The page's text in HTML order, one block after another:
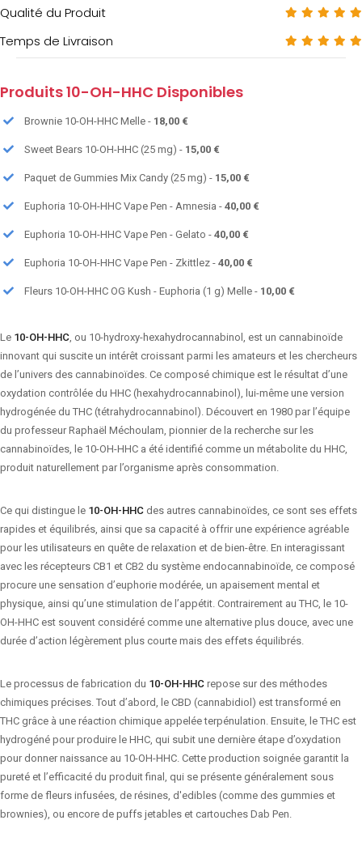
Qualité du Produit
Temps de Livraison
Produits 10-OH-HHC Disponibles
Brownie 10-OH-HHC Melle - 18,00 €
Sweet Bears 10-OH-HHC (25 mg) - 15,00 €
Paquet de Gummies Mix Candy (25 mg) - 15,00 €
Euphoria 10-OH-HHC Vape Pen - Amnesia - 40,00 €
Euphoria 10-OH-HHC Vape Pen - Gelato - 40,00 €
Euphoria 10-OH-HHC Vape Pen - Zkittlez - 40,00 €
Fleurs 10-OH-HHC OG Kush - Euphoria (1 g) Melle - 10,00 €
Le 10-OH-HHC, ou 10-hydroxy-hexahydrocannabinol, est un cannabinoïde
innovant qui suscite un intérêt croissant parmi les amateurs et les chercheurs
de l’univers des cannabinoïdes. Ce composé chimique est le résultat d’une
oxydation contrôlée du HHC (hexahydrocannabinol), lui-même une version
hydrogénée du THC (tétrahydrocannabinol). Découvert en 1980 par l’équipe
du professeur Raphaël Méchoulam, pionnier de la recherche sur les
cannabinoïdes, le 10-OH-HHC a été identifié comme un métabolite du HHC,
produit naturellement par l’organisme après consommation.
Ce qui distingue le 10-OH-HHC des autres cannabinoïdes, ce sont ses effets
rapides et équilibrés, ainsi que sa capacité à offrir une expérience agréable
pour les utilisateurs en quête de relaxation et de bien-être. En interagissant
avec les récepteurs CB1 et CB2 du système endocannabinoïde, ce composé
procure une sensation d’euphorie modérée, un apaisement mental et
physique, ainsi qu’une stimulation de l’appétit. Contrairement au THC, le 10-
OH-HHC est souvent considéré comme une alternative plus douce, avec une
durée d’action légèrement plus courte mais des effets équilibrés.
Le processus de fabrication du 10-OH-HHC repose sur des méthodes
chimiques précises. Tout d’abord, le CBD (cannabidiol) est transformé en
THC grâce à une réaction chimique appelée terpénulation. Ensuite, le THC est
hydrogéné pour produire le HHC, qui subit une dernière étape d’oxydation
pour donner naissance au 10-OH-HHC. Cette production soignée garantit la
pureté et l’efficacité du produit final, qui se présente généralement sous
forme de fleurs infusées, de résines, d'edibles (comme des gummies et
brownies), ou encore de puffs jetables et cartouches Dab Pen.